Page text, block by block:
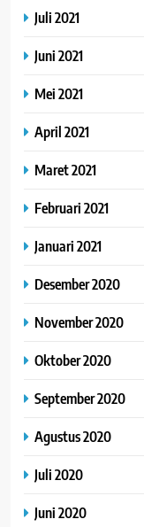
Juli 2021
Juni 2021
Mei 2021
April 2021
Maret 2021
Februari 2021
Januari 2021
Desember 2020
November 2020
Oktober 2020
September 2020
Agustus 2020
Juli 2020
Juni 2020